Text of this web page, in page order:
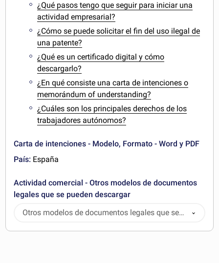
¿Qué pasos tengo que seguir para iniciar una
actividad empresarial?
¿Cómo se puede solicitar el fin del uso ilegal de
una patente?
¿Qué es un certificado digital y cómo
descargarlo?
¿En qué consiste una carta de intenciones o
memorándum of understanding?
¿Cuáles son los principales derechos de los
trabajadores autónomos?
Carta de intenciones - Modelo, Formato - Word y PDF
País: España
Actividad comercial - Otros modelos de documentos
legales que se pueden descargar
Otros modelos de documentos legales que se
pueden descargar